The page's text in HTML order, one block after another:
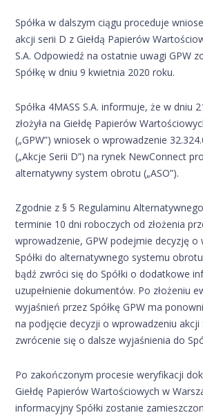
Spółka w dalszym ciągu proceduje
akcji serii D z Giełdą Papierów
S.A. Odpowiedź na ostatnie uwagi GPW
Spółkę w dniu 9 kwietnia 2020 roku.
Spółka 4MASS S.A. informuje, że w dniu
złożyła na Giełdę Papierów
(„GPW”) wniosek o wprowadzenie
(„Akcje Serii D”) na rynek NewConnect
alternatywny system obrotu („ASO”).
Zgodnie z § 5 Regulaminu
terminie 10 dni roboczych od złożenia
wprowadzenie, GPW podejmie decyzję o
Spółki do alternatywnego systemu
bądź zwróci się do Spółki o dodatkowe
uzupełnienie dokumentów. Po złożeniu
wyjaśnień przez Spółkę GPW ma
na podjęcie decyzji o wprowadzeniu akcji
zwrócenie się o dalsze wyjaśnienia do
Po zakończonym procesie weryfikacji
Giełdę Papierów Wartościowych w
informacyjny Spółki zostanie